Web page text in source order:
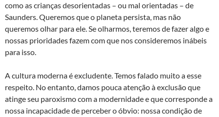
como as crianças desorientadas – ou mal orientadas – de
Saunders. Queremos que o planeta persista, mas não
queremos olhar para ele. Se olharmos, teremos de fazer algo e
nossas prioridades fazem com que nos consideremos inábeis
para isso.
A cultura moderna é excludente. Temos falado muito a esse
respeito. No entanto, damos pouca atenção à exclusão que
atinge seu paroxismo com a modernidade e que corresponde a
nossa incapacidade de perceber o óbvio: nossa condição de